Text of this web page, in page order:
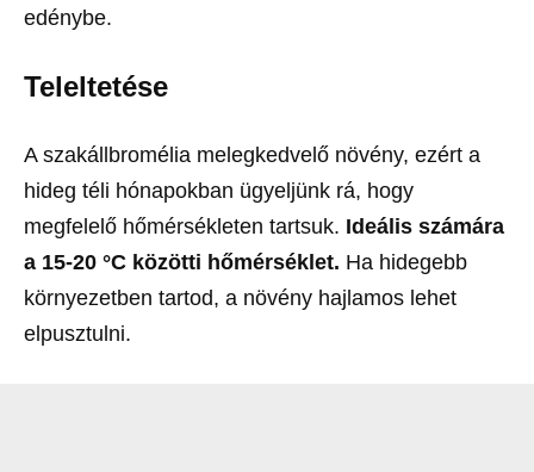
edénybe.
Teleltetése
A szakállbromélia melegkedvelő növény, ezért a
hideg téli hónapokban ügyeljünk rá, hogy
megfelelő hőmérsékleten tartsuk. Ideális számára
a 15-20 °C közötti hőmérséklet. Ha hidegebb
környezetben tartod, a növény hajlamos lehet
elpusztulni.